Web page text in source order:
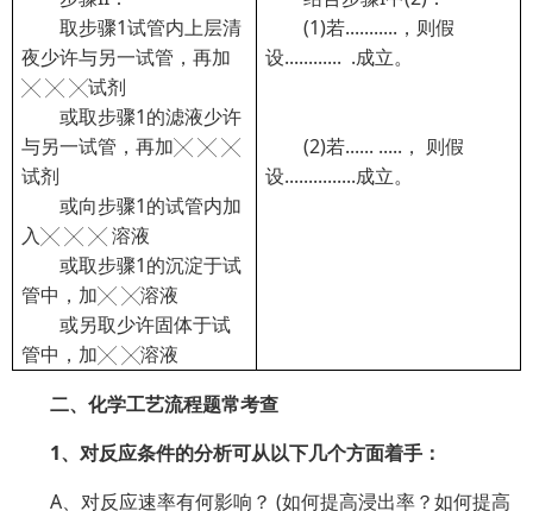
取步骤1试管内上层清
夜少许与另一试管，再加
╳ ╳ ╳试剂
或取步骤1的滤液少许
与另一试管，再加╳ ╳ ╳
试剂
或向步骤1的试管内加
入╳ ╳ ╳ 溶液
或取步骤1的沉淀于试
管中，加╳ ╳溶液
或另取少许固体于试
管中，加╳ ╳溶液
(1)若...........，则假
设............ .成立。
(2)若...... .....， 则假
设...............成立。
二、化学工艺流程题常考查
1、对反应条件的分析可从以下几个方面着手：
A、对反应速率有何影响？ (如何提高浸出率？如何提高